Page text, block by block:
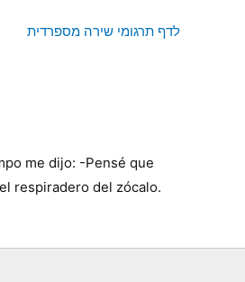
לדף תרגומי שירה מספרדית
me dijo: -Pensé que
respiradero del zócalo.